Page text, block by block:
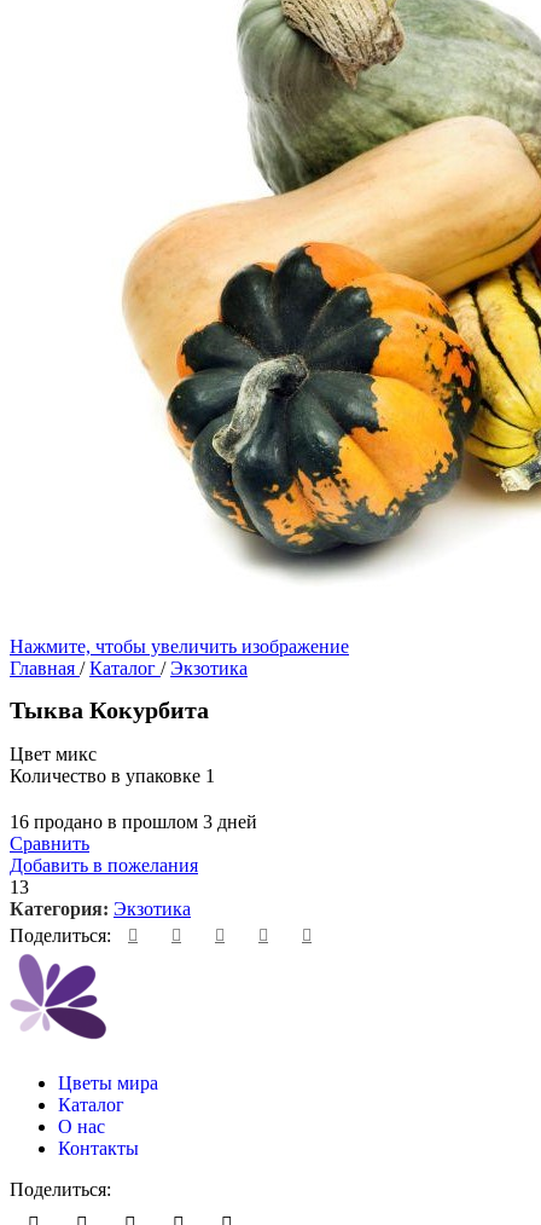
Нажмите, чтобы увеличить изображение
Главная / Каталог / Экзотика
Тыква Кокурбита
Цвет микс
Количество в упаковке 1
16 продано в прошлом 3 дней
Сравнить
Добавить в пожелания
13
Категория: Экзотика
Поделиться:
Цветы мира
Каталог
О нас
Контакты
Поделиться: